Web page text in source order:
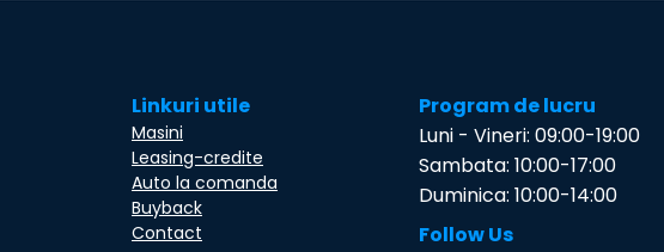
Linkuri utile
Masini
Leasing-credite
Auto la comanda
Buyback
Contact
Program de lucru
Luni - Vineri: 09:00-19:00
Sambata: 10:00-17:00
Duminica: 10:00-14:00
Follow Us